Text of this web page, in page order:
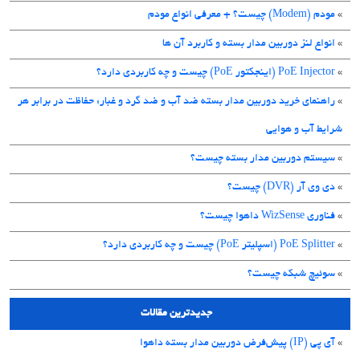
» مودم (Modem) چیست؟ + معرفی انواع مودم
» انواع لنز دوربین مدار بسته و کاربرد آن ها
» PoE Injector (اینجکتور PoE) چیست و چه کاربردی دارد؟
» راهنمای خرید دوربین مدار بسته ضد آب و ضد گرد و غبار: حفاظت در برابر هر
شرایط آب و هوایی
» سیستم دوربین مدار بسته چیست؟
» دی وی آر (DVR) چیست؟
» فناوری WizSense داهوا چیست؟
» PoE Splitter (اسپلیتر PoE) چیست و چه کاربردی دارد؟
» سوئیچ شبکه چیست؟
جدیدترین مقالات
» آی پی (IP) پیش‌فرض دوربین مدار بسته داهوا